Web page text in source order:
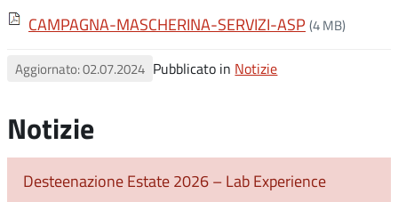
CAMPAGNA-MASCHERINA-SERVIZI-ASP (4 MB)
Aggiornato: 02.07.2024 Pubblicato in Notizie
Notizie
Desteenazione Estate 2026 – Lab Experience